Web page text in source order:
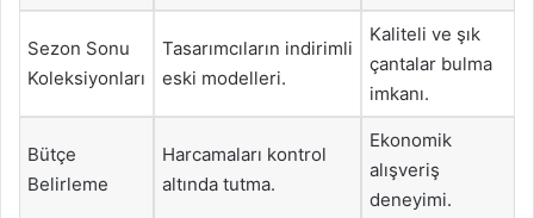
Sezon Sonu
Koleksiyonları
Tasarımcıların indirimli
eski modelleri.
Kaliteli ve şık
çantalar bulma
imkanı.
Bütçe
Belirleme
Harcamaları kontrol
altında tutma.
Ekonomik
alışveriş
deneyimi.